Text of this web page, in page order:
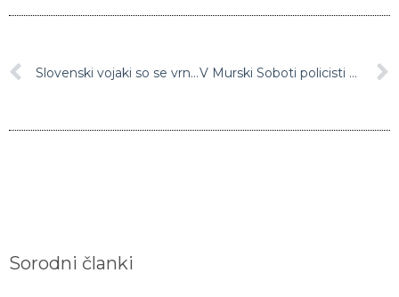
Slovenski vojaki so se vrnili v Erbil V Murski Soboti policisti prekrižali račune tatovom, ki so nakradli za okoli 155.000 evrov elektronskih naprav
Sorodni članki